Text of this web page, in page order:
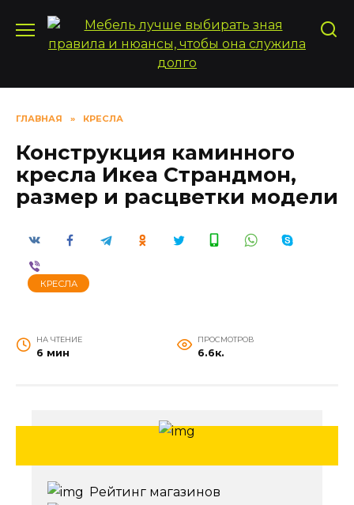
содержанию
ГЛАВНАЯ » КРЕСЛА
Конструкция каминного
кресла Икеа Страндмон,
размер и расцветки модели
КРЕСЛА
НА ЧТЕНИЕ
6 мин
ПРОСМОТРОВ
6.6к.
Рейтинг магазинов